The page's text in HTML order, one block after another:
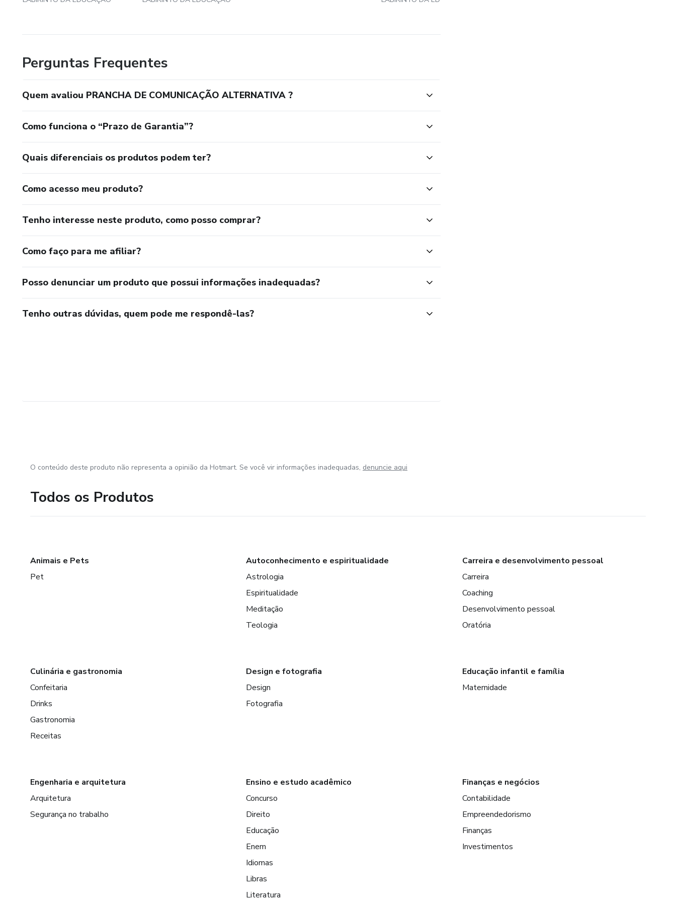
Perguntas Frequentes
Quem avaliou PRANCHA DE COMUNICAÇÃO ALTERNATIVA ?
Como funciona o “Prazo de Garantia”?
Quais diferenciais os produtos podem ter?
Como acesso meu produto?
Tenho interesse neste produto, como posso comprar?
Como faço para me afiliar?
Posso denunciar um produto que possui informações inadequadas?
Tenho outras dúvidas, quem pode me respondê-las?
O conteúdo deste produto não representa a opinião da Hotmart. Se você vir informações inadequadas, denuncie aqui
Todos os Produtos
Animais e Pets
Pet
Autoconhecimento e espiritualidade
Astrologia
Espiritualidade
Meditação
Teologia
Carreira e desenvolvimento pessoal
Carreira
Coaching
Desenvolvimento pessoal
Oratória
Culinária e gastronomia
Confeitaria
Drinks
Gastronomia
Receitas
Design e fotografia
Design
Fotografia
Educação infantil e família
Maternidade
Engenharia e arquitetura
Arquitetura
Segurança no trabalho
Ensino e estudo acadêmico
Concurso
Direito
Educação
Enem
Idiomas
Libras
Literatura
Finanças e negócios
Contabilidade
Empreendedorismo
Finanças
Investimentos